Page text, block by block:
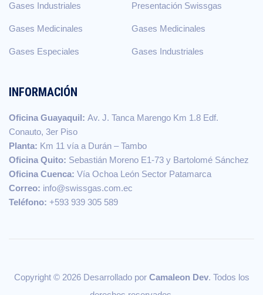
Gases Industriales
Gases Medicinales
Gases Especiales
Presentación Swissgas
Gases Medicinales
Gases Industriales
INFORMACIÓN
Oficina Guayaquil: Av. J. Tanca Marengo Km 1.8 Edf.
Conauto, 3er Piso
Planta: Km 11 vía a Durán – Tambo
Oficina Quito: Sebastián Moreno E1-73 y Bartolomé Sánchez
Oficina Cuenca: Vía Ochoa León Sector Patamarca
Correo: info@swissgas.com.ec
Teléfono: +593 939 305 589
Copyright © 2026 Desarrollado por Camaleon Dev. Todos los